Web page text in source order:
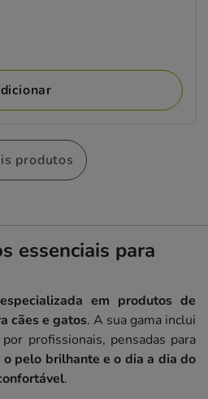
produtos
essenciais para
em produtos de
cães e gatos. A sua gama inclui
profissionais, pensadas para
pelo brilhante e o dia a dia do
.